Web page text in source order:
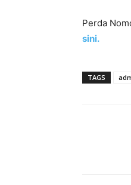
Perda
sini.
TAGS